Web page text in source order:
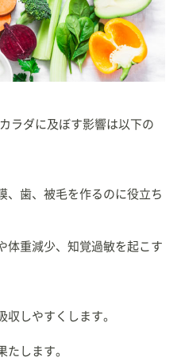
ラダに及ぼす影響は以下の
、歯、被毛を作るのに役立ち
体重減少、知覚過敏を起こす
収しやすくします。
たします。